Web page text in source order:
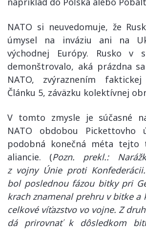
NATO si neuvedomuje, že
úmysel na inváziu ani na
východnej Európy. Rusko v
demonštrovalo, aká prázdna
NATO, zvýraznením faktickej
Článku 5, záväzku kolektívnej
V tomto zmysle je súčasné
NATO obdobou
podobná konečná méta tejto
aliancie. (Pozn. prekl.:
z vojny Únie proti
bol poslednou fázou bitky pri
krach znamenal prehru v bitke a
celkové víťazstvo vo vojne. Z
dá prirovnať k dôsledkom